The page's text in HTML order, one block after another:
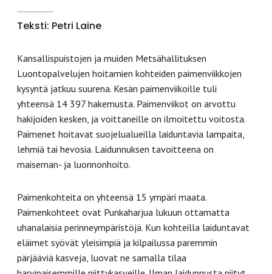
Teksti: Petri Laine
Kansallispuistojen ja muiden Metsähallituksen
Luontopalvelujen hoitamien kohteiden paimenviikkojen
kysyntä jatkuu suurena. Kesän paimenviikoille tuli
yhteensä 14 397 hakemusta. Paimenviikot on arvottu
hakijoiden kesken, ja voittaneille on ilmoitettu voitosta.
Paimenet hoitavat suojelualueilla laiduntavia lampaita,
lehmiä tai hevosia. Laidunnuksen tavoitteena on
maiseman- ja luonnonhoito.
Paimenkohteita on yhteensä 15 ympäri maata.
Paimenkohteet ovat Punkaharjua lukuun ottamatta
uhanalaisia perinneympäristöjä. Kun kohteilla laiduntavat
eläimet syövät yleisimpiä ja kilpailussa paremmin
pärjääviä kasveja, luovat ne samalla tilaa